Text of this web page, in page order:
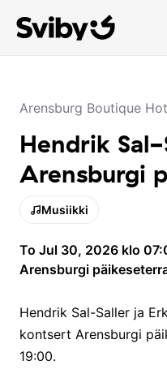
Arensburg Boutique
Hendrik
Arensburgi
Musiikki
To Jul 30, 2026 klo
Arensburgi
Hendrik Sal-Saller ja
kontsert Arensburgi
19:00.